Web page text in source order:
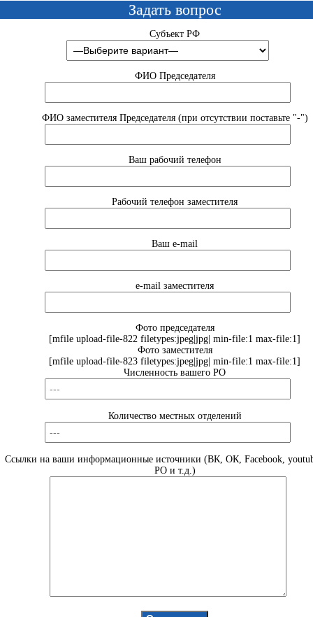
Задать вопрос
Субъект РФ
ФИО Председателя
ФИО заместителя Председателя (при отсутствии поставьте "-")
Ваш рабочий телефон
Рабочий телефон заместителя
Ваш e-mail
e-mail заместителя
Фото председателя
[mfile upload-file-822 filetypes:jpeg|jpg| min-file:1 max-file:1]
Фото заместителя
[mfile upload-file-823 filetypes:jpeg|jpg| min-file:1 max-file:1]
Численность вашего РО
Количество местных отделений
Ссылки на ваши информационные источники (ВК, ОК, Facebook,
РО и т.д.)